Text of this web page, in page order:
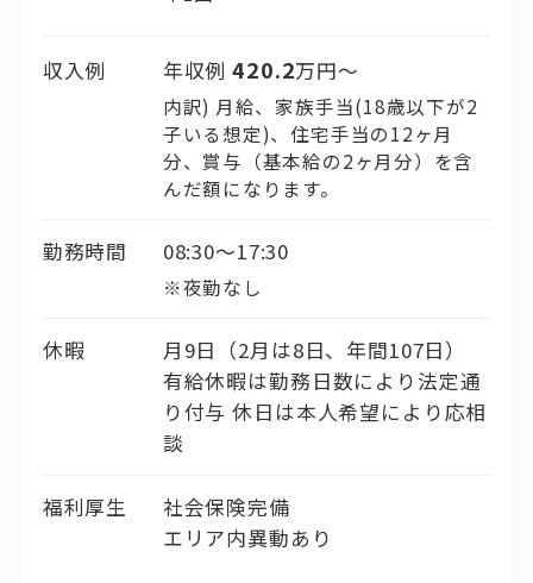
収入例 年収例420.2万円〜
内訳) 月給、家族手当(18歳以下が2
子いる想定)、住宅手当の12ヶ月
分、賞与（基本給の2ヶ月分）を含
んだ額になります。
勤務時間 08:30〜17:30
※夜勤なし
休暇
月9日（2月は8日、年間107日）
有給休暇は勤務日数により法定通
り付与 休日は本人希望により応相
談
福利厚生
社会保険完備
エリア内異動あり